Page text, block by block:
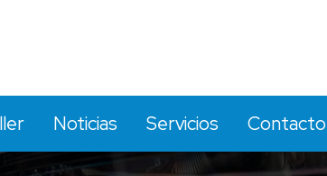
Noticias Servicios Contacto